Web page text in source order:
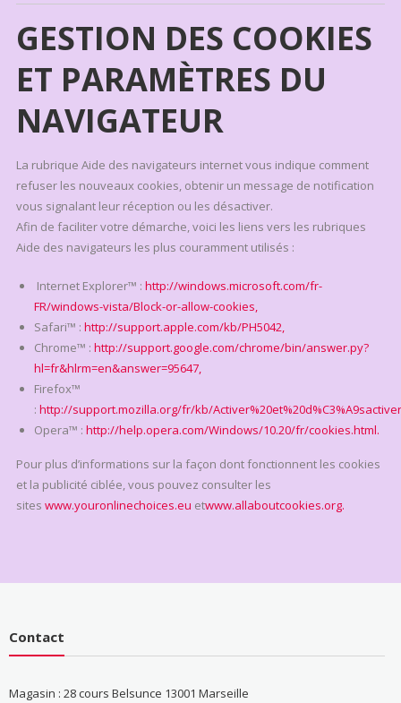
GESTION DES COOKIES
ET PARAMÈTRES DU
NAVIGATEUR
La rubrique Aide des navigateurs internet vous indique comment
refuser les nouveaux cookies, obtenir un message de notification
vous signalant leur réception ou les désactiver.
Afin de faciliter votre démarche, voici les liens vers les rubriques
Aide des navigateurs les plus couramment utilisés :
Internet Explorer™ : http://windows.microsoft.com/fr-
FR/windows-vista/Block-or-allow-cookies,
Safari™ : http://support.apple.com/kb/PH5042,
Chrome™ : http://support.google.com/chrome/bin/answer.py?
hl=fr&hlrm=en&answer=95647,
Firefox™
: http://support.mozilla.org/fr/kb/
Opera™ : http://help.opera.com/Windows/10.20/fr/cookies.html.
Pour plus d’informations sur la façon dont fonctionnent les cookies
et la publicité ciblée, vous pouvez consulter les
sites www.youronlinechoices.eu etwww.allaboutcookies.org.
Contact
Magasin : 28 cours Belsunce 13001 Marseille